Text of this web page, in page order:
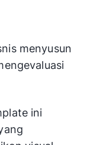
menyusun
ini